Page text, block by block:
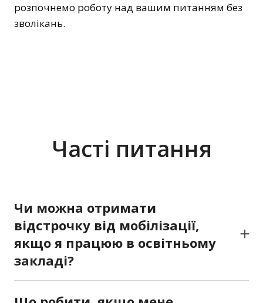
розпочнемо роботу над вашим питанням без
зволікань.
Часті питання
Чи можна отримати
відстрочку від мобілізації,
якщо я працюю в освітньому
закладі?
Так, якщо ваша посада належить до критично